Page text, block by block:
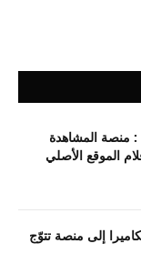
رابط موقع لاروزا laroza : منصة المشاهدة
الموقع الأصلي
إلى منصة تتوّج